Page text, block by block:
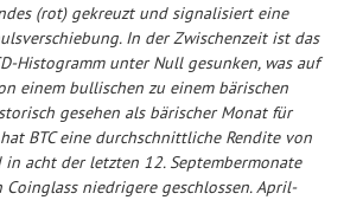
(rot) gekreuzt und signalisiert eine
In der Zwischenzeit ist das
Histogramm unter Null gesunken, was auf
einem bullischen zu einem bärischen
gesehen als bärischer Monat für
BTC eine durchschnittliche Rendite von
acht der letzten 12. Septembermonate
Coinglass niedrigere geschlossen. April-